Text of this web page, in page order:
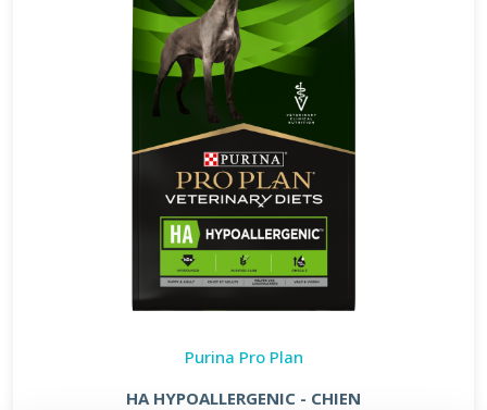
Purina Pro Plan
HA HYPOALLERGENIC - CHIEN